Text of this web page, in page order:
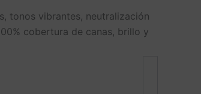
tonos vibrantes, neutralización
cobertura de canas, brillo y